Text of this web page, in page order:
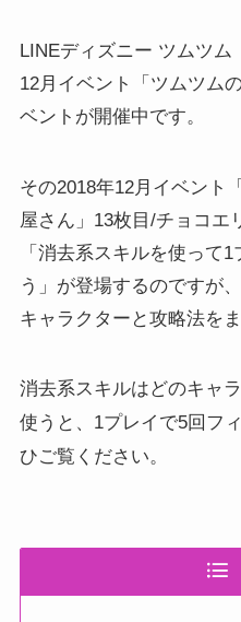
LINEディズニー ツムツム
12月イベント「ツムツム
ベントが開催中です。
その2018年12月イベント
屋さん」13枚目/チョコエ
「消去系スキルを使って
う」が登場するのですが
キャラクターと攻略法を
消去系スキルはどのキャ
使うと、1プレイで5回フ
ひご覧ください。